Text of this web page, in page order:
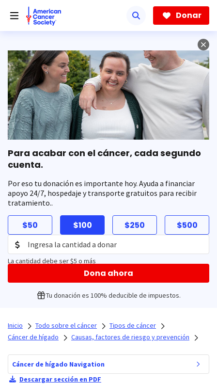
hacia
contenido
Donar
Para acabar con el cáncer, cada segundo
cuenta.
Por eso tu donación es importante hoy. Ayuda a financiar
apoyo 24/7, hospedaje y transporte gratuitos para recibir
tratamiento..
$50 $100 $250 $500
La cantidad debe ser $5 o más
Dona ahora
Tu donación es 100% deducible de impuestos.
Inicio Todo sobre el cáncer
Tipos de cáncer
Cáncer de hígado
Causas, factores de riesgo y prevención
Cáncer de hígado Navigation
Descargar sección en PDF